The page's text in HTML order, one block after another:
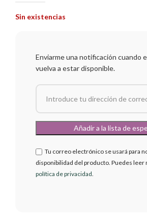
Sin existencias
Enviarme una notificación cuando
vuelva a estar disponible.
Tu correo electrónico se usará para
disponibilidad del producto. Puedes leer
política de privacidad.